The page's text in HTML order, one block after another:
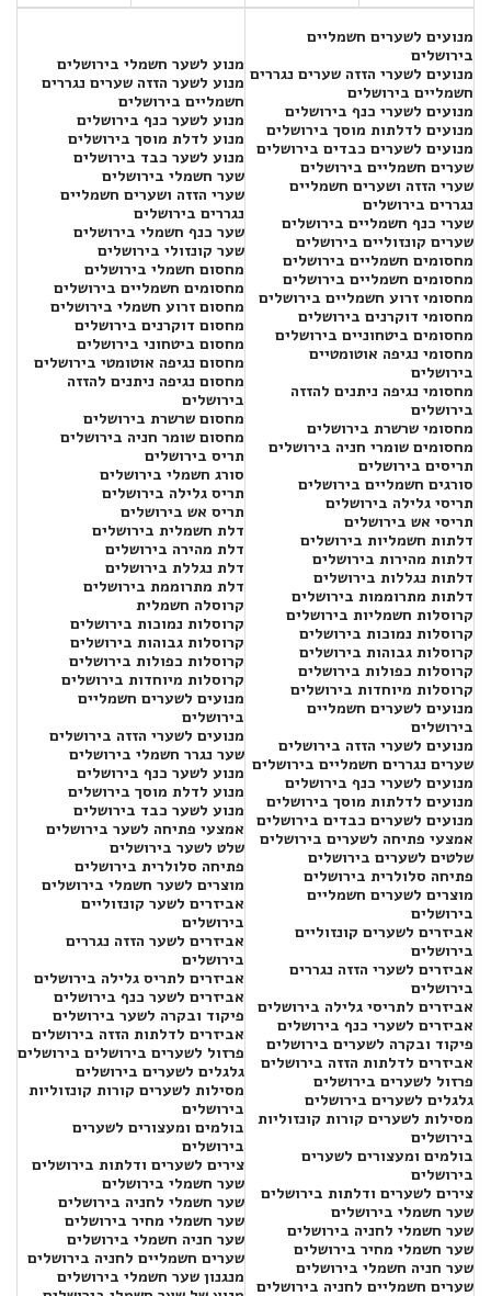
מנועים לשערים חשמליים
בירושלים
מנועים לשערי הזזה שערים נגררים
חשמליים בירושלים
מנועים לשערי כנף בירושלים
מנועים לדלתות מוסך בירושלים
מנועים לשערים כבדים בירושלים
שערים חשמליים בירושלים
שערי הזזה ושערים חשמליים
נגררים בירושלים
שערי כנף חשמליים בירושלים
שערים קונזוליים בירושלים
מחסומים חשמליים בירושלים
מחסומים חשמליים בירושלים
מחסומי זרוע חשמליים בירושלים
מחסומי דוקרנים בירושלים
מחסומים ביטחוניים בירושלים
מחסומי נגיפה אוטומטיים
בירושלים
מחסומי נגיפה ניתנים להזזה
בירושלים
מחסומי שרשרת בירושלים
מחסומים שומרי חניה בירושלים
תריסים בירושלים
סורגים חשמליים בירושלים
תריסי גלילה בירושלים
תריסי אש בירושלים
דלתות חשמליות בירושלים
דלתות מהירות בירושלים
דלתות נגללות בירושלים
דלתות מתרוממות בירושלים
קרוסלות חשמליות בירושלים
קרוסלות נמוכות בירושלים
קרוסלות גבוהות בירושלים
קרוסלות כפולות בירושלים
קרוסלות מיוחדות בירושלים
מנועים לשערים חשמליים
בירושלים
מנועים לשערי הזזה בירושלים
שערים נגררים חשמליים בירושלים
מנועים לשערי כנף בירושלים
מנועים לדלתות מוסך בירושלים
מנועים לשערים כבדים בירושלים
אמצעי פתיחה לשערים בירושלים
שלטים לשערים בירושלים
פתיחה סלולרית בירושלים
מוצרים לשערים חשמליים
בירושלים
אביזרים לשערים קונזוליים
בירושלים
אביזרים לשערי הזזה נגררים
בירושלים
אביזרים לתריסי גלילה בירושלים
אביזרים לשערי כנף בירושלים
פיקוד ובקרה לשערים בירושלים
אביזרים לדלתות הזזה בירושלים
פרזול לשערים בירושלים
גלגלים לשערים בירושלים
מסילות לשערים קורות קונזוליות
בירושלים
בולמים ומעצורים לשערים
בירושלים
צירים לשערים ודלתות בירושלים
שער חשמלי בירושלים
שער חשמלי לחניה בירושלים
שער חשמלי מחיר בירושלים
שער חניה חשמלי בירושלים
שערים חשמליים לחניה בירושלים
מנוע לשער חשמלי בירושלים
מנוע לשער הזזה שערים נגררים
חשמליים בירושלים
מנוע לשער כנף בירושלים
מנוע לדלת מוסך בירושלים
מנוע לשער כבד בירושלים
שער חשמלי בירושלים
שערי הזזה ושערים חשמליים
נגררים בירושלים
שער כנף חשמלי בירושלים
שער קונזולי בירושלים
מחסום חשמלי בירושלים
מחסומים חשמליים בירושלים
מחסום זרוע חשמלי בירושלים
מחסום דוקרנים בירושלים
מחסום ביטחוני בירושלים
מחסום נגיפה אוטומטי בירושלים
מחסום נגיפה ניתנים להזזה
בירושלים
מחסום שרשרת בירושלים
מחסום שומר חניה בירושלים
תריס בירושלים
סורג חשמלי בירושלים
תריס גלילה בירושלים
תריס אש בירושלים
דלת חשמלית בירושלים
דלת מהירה בירושלים
דלת נגללת בירושלים
דלת מתרוממת בירושלים
קרוסלה חשמלית
קרוסלות נמוכות בירושלים
קרוסלות גבוהות בירושלים
קרוסלות כפולות בירושלים
קרוסלות מיוחדות בירושלים
מנועים לשערים חשמליים
בירושלים
מנועים לשערי הזזה בירושלים
שער נגרר חשמלי בירושלים
מנוע לשער כנף בירושלים
מנוע לדלת מוסך בירושלים
מנוע לשער כבד בירושלים
אמצעי פתיחה לשער בירושלים
שלט לשער בירושלים
פתיחה סלולרית בירושלים
מוצרים לשער חשמלי בירושלים
אביזרים לשער קונזוליים
בירושלים
אביזרים לשער הזזה נגררים
בירושלים
אביזרים לתריס גלילה בירושלים
אביזרים לשער כנף בירושלים
פיקוד ובקרה לשער בירושלים
אביזרים לדלתות הזזה בירושלים
פרזול לשערים בירושלים בירושלים
גלגלים לשערים בירושלים
מסילות לשערים קורות קונזוליות
בירושלים
בולמים ומעצורים לשערים
בירושלים
צירים לשערים ודלתות בירושלים
שער חשמלי בירושלים
שער חשמלי לחניה בירושלים
שער חשמלי מחיר בירושלים
שער חניה חשמלי בירושלים
שערים חשמליים לחניה בירושלים
מנגנון שער חשמלי בירושלים